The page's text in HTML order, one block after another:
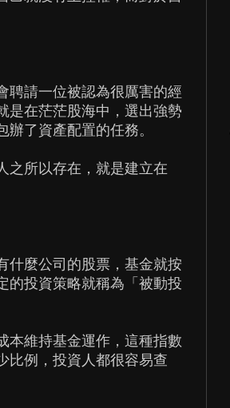
聘請一位被認為很厲害的經
是在茫茫股海中，選出強勢
了資產配置的任務。
之所以存在，就是建立在
什麼公司的股票，基金就按
的投資策略就稱為「被動投
本維持基金運作，這種指數
比例，投資人都很容易查